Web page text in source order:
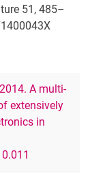
51, 485–
A multi-
extensively
in